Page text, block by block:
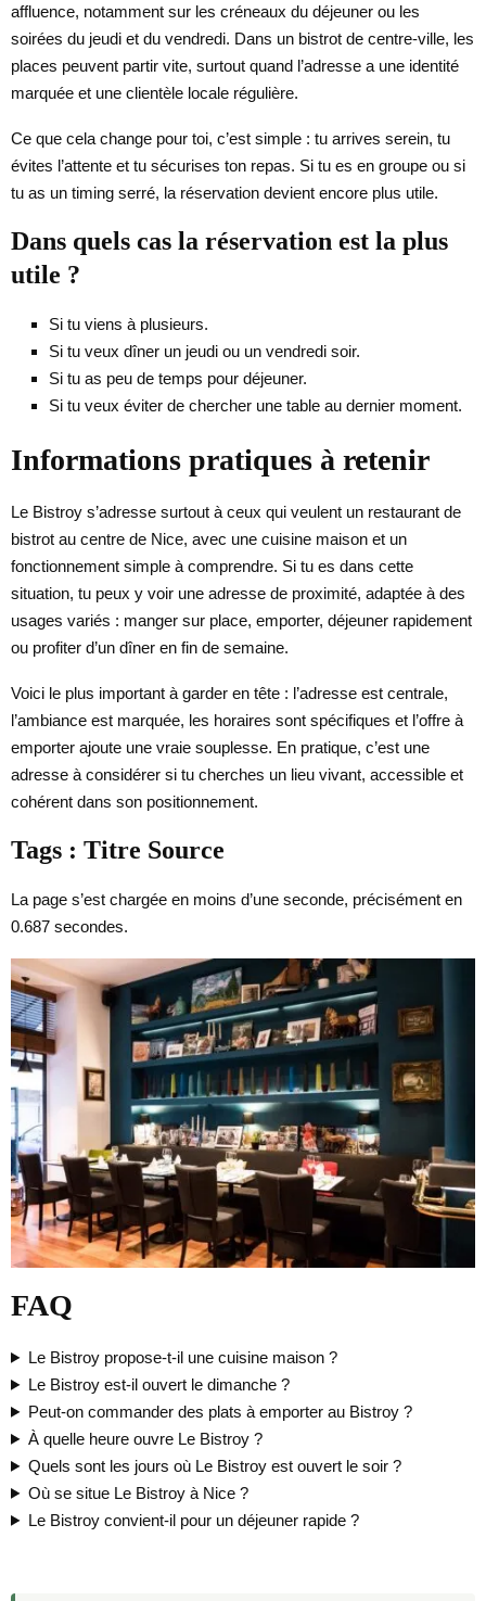
affluence, notamment sur les créneaux du déjeuner ou les
soirées du jeudi et du vendredi. Dans un bistrot de centre-ville, les
places peuvent partir vite, surtout quand l’adresse a une identité
marquée et une clientèle locale régulière.
Ce que cela change pour toi, c’est simple : tu arrives serein, tu
évites l’attente et tu sécurises ton repas. Si tu es en groupe ou si
tu as un timing serré, la réservation devient encore plus utile.
Dans quels cas la réservation est la plus
utile ?
Si tu viens à plusieurs.
Si tu veux dîner un jeudi ou un vendredi soir.
Si tu as peu de temps pour déjeuner.
Si tu veux éviter de chercher une table au dernier moment.
Informations pratiques à retenir
Le Bistroy s’adresse surtout à ceux qui veulent un restaurant de
bistrot au centre de Nice, avec une cuisine maison et un
fonctionnement simple à comprendre. Si tu es dans cette
situation, tu peux y voir une adresse de proximité, adaptée à des
usages variés : manger sur place, emporter, déjeuner rapidement
ou profiter d’un dîner en fin de semaine.
Voici le plus important à garder en tête : l’adresse est centrale,
l’ambiance est marquée, les horaires sont spécifiques et l’offre à
emporter ajoute une vraie souplesse. En pratique, c’est une
adresse à considérer si tu cherches un lieu vivant, accessible et
cohérent dans son positionnement.
Tags : Titre Source
La page s’est chargée en moins d’une seconde, précisément en
0.687 secondes.
FAQ
Le Bistroy propose-t-il une cuisine maison ?
Le Bistroy est-il ouvert le dimanche ?
Peut-on commander des plats à emporter au Bistroy ?
À quelle heure ouvre Le Bistroy ?
Quels sont les jours où Le Bistroy est ouvert le soir ?
Où se situe Le Bistroy à Nice ?
Le Bistroy convient-il pour un déjeuner rapide ?